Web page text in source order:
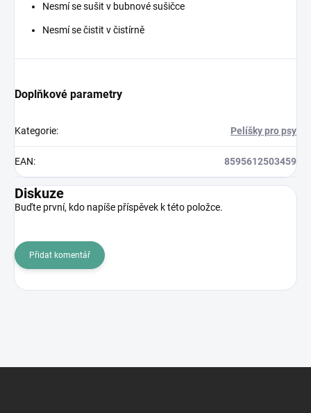
Nesmí se sušit v bubnové sušičce
Nesmí se čistit v čistírně
Doplňkové parametry
Kategorie: Pelíšky pro psy
EAN: 8595612503459
Diskuze
Buďte první, kdo napíše příspěvek k této položce.
Přidat komentář